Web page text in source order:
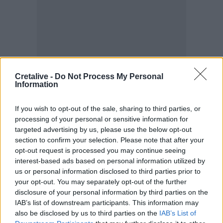
Cretalive - Do Not Process My Personal
Information
If you wish to opt-out of the sale, sharing to third parties, or
processing of your personal or sensitive information for
targeted advertising by us, please use the below opt-out
section to confirm your selection. Please note that after your
opt-out request is processed you may continue seeing
interest-based ads based on personal information utilized by
us or personal information disclosed to third parties prior to
your opt-out. You may separately opt-out of the further
disclosure of your personal information by third parties on the
IAB’s list of downstream participants. This information may
also be disclosed by us to third parties on the IAB’s List of
Best of Crete